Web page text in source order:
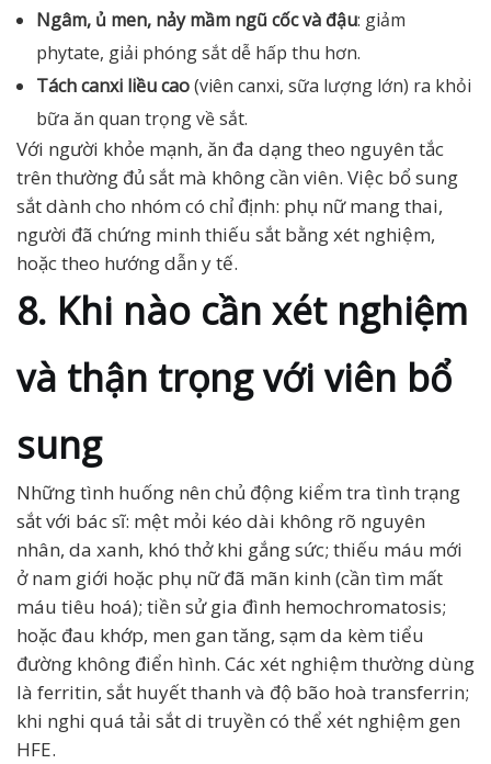
Ngâm, ủ men, nảy mầm ngũ cốc và đậu: giảm
phytate, giải phóng sắt dễ hấp thu hơn.
Tách canxi liều cao(viên canxi, sữa lượng lớn) ra khỏi
bữa ăn quan trọng về sắt.
Với người khỏe mạnh, ăn đa dạng theo nguyên tắc
trên thường đủ sắt mà không cần viên. Việc bổ sung
sắt dành cho nhóm có chỉ định: phụ nữ mang thai,
người đã chứng minh thiếu sắt bằng xét nghiệm,
hoặc theo hướng dẫn y tế.
8. Khi nào cần xét nghiệm
và thận trọng với viên bổ
sung
Những tình huống nên chủ động kiểm tra tình trạng
sắt với bác sĩ: mệt mỏi kéo dài không rõ nguyên
nhân, da xanh, khó thở khi gắng sức; thiếu máu mới
ở nam giới hoặc phụ nữ đã mãn kinh (cần tìm mất
máu tiêu hoá); tiền sử gia đình hemochromatosis;
hoặc đau khớp, men gan tăng, sạm da kèm tiểu
đường không điển hình. Các xét nghiệm thường dùng
là ferritin, sắt huyết thanh và độ bão hoà transferrin;
khi nghi quá tải sắt di truyền có thể xét nghiệm gen
HFE.